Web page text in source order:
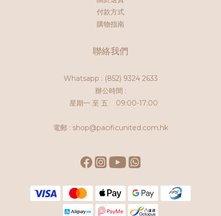
付款方式
購物指南
聯絡我們
Whatsapp : (852) 9324 2633
辦公時間 :
星期一 至 五 09:00-17:00
電郵 : shop@pacificunited.com.hk